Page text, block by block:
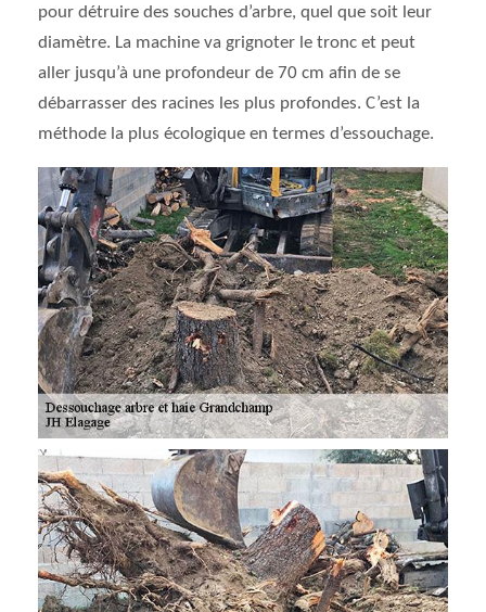
pour détruire des souches d’arbre, quel que soit leur
diamètre. La machine va grignoter le tronc et peut
aller jusqu’à une profondeur de 70 cm afin de se
débarrasser des racines les plus profondes. C’est la
méthode la plus écologique en termes d’essouchage.